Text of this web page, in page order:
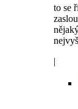
to se
|